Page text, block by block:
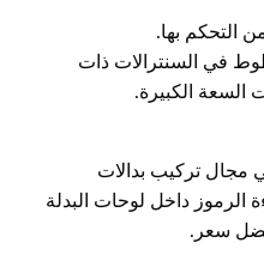
التحكم بها.
في السنترالات ذات
السعة الكبيرة.
في مجال تركيب بدالات
الرموز داخل لوحات البدلة
سعر.